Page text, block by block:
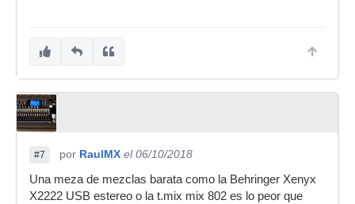
#7 por RaulMX el 06/10/2018
Una meza de mezclas barata como la Behringer Xenyx
X2222 USB estereo o la t.mix mix 802 es lo peor que